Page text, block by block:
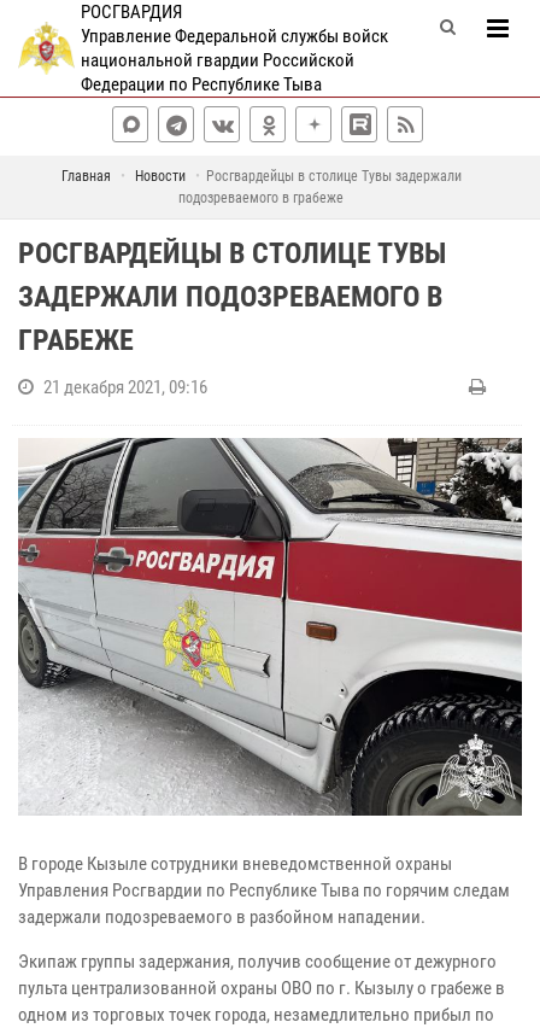
РОСГВАРДИЯ
Управление Федеральной службы войск
национальной гвардии Российской
Федерации по Республике Тыва
Главная Новости
Росгвардейцы в столице Тувы задержали
подозреваемого в грабеже
РОСГВАРДЕЙЦЫ В СТОЛИЦЕ ТУВЫ
ЗАДЕРЖАЛИ ПОДОЗРЕВАЕМОГО В
ГРАБЕЖЕ
21 декабря 2021, 09:16
В городе Кызыле сотрудники вневедомственной охраны
Управления Росгвардии по Республике Тыва по горячим следам
задержали подозреваемого в разбойном нападении.
Экипаж группы задержания, получив сообщение от дежурного
пульта централизованной охраны ОВО по г. Кызылу о грабеже в
одном из торговых точек города, незамедлительно прибыл по